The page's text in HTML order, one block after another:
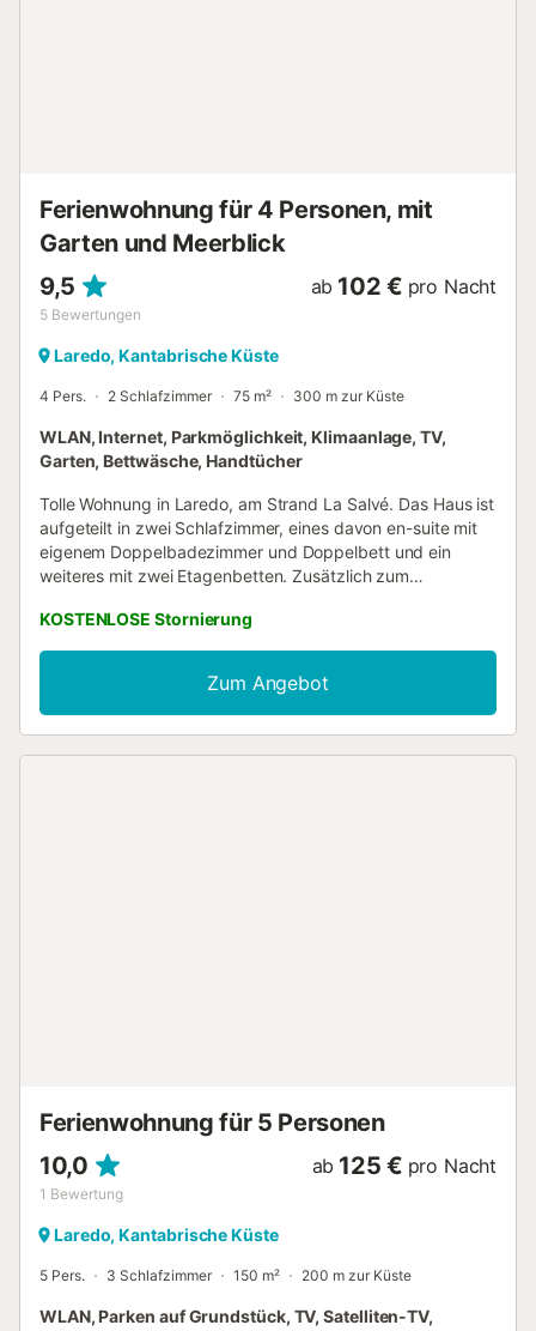
Ferienwohnung für 4 Personen, mit
Garten und Meerblick
9,5
5 Bewertungen
ab 102 € pro Nacht
Laredo, Kantabrische Küste
4 Pers. 2 Schlafzimmer 75 m² 300 m zur Küste
WLAN, Internet, Parkmöglichkeit, Klimaanlage, TV,
Garten, Bettwäsche, Handtücher
Tolle Wohnung in Laredo, am Strand La Salvé. Das Haus ist
aufgeteilt in zwei Schlafzimmer, eines davon en-suite mit
eigenem Doppelbadezimmer und Doppelbett und ein
weiteres mit zwei Etagenbetten. Zusätzlich zum
vollausgestattetes Badezimmer mit Duschwanne. Darüber
hinaus können wir uns in der Wohnung über eine voll
ausgestattete Küche und ein helles Wohnzimmer mit
Meerblick freuen. Wichtig zu erwähnen ist auch, dass die
Wohnung über eine private Garage verfügt....
KOSTENLOSE Stornierung
Zum Angebot
Ferienwohnung für 5 Personen
10,0
1 Bewertung
ab 125 € pro Nacht
Laredo, Kantabrische Küste
5 Pers. 3 Schlafzimmer 150 m² 200 m zur Küste
WLAN, Parken auf Grundstück, TV, Satelliten-TV,